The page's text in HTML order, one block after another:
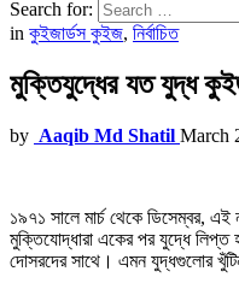
Search for:
in কুইজার্ডস কুইজ, নির্বাচিত
মুক্তিযুদ্ধের যত যুদ্ধ
by Aaqib Md Shatil March
১৯৭১ সালে মার্চ থেকে ডিসেম্বর,
মুক্তিযোদ্ধারা একের পর যুদ্ধে লিপ্ত
দোসরদের সাথে। এমন যুদ্ধগুলোর